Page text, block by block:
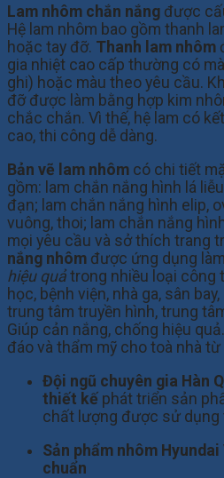
Lam nhôm chắn nắng được
Hệ lam nhôm bao gồm thanh
hoặc tay đỡ. Thanh lam nhôm
gia nhiệt cao cấp thường có
ghi) hoặc màu theo yêu cầu.
đỡ được làm bằng hợp kim
chắc chắn. Vì thế, hệ lam có
cao, thi công dễ dàng.
Bản vẽ lam nhôm có chi tiết
gồm: lam chắn nắng hình lá
đạn; lam chắn nắng hình elip,
vuông, thoi; lam chắn nắng
mọi yêu cầu và sở thích trang
nắng nhôm được ứng dụng làm
hiệu quả trong nhiều loại công
học, bệnh viện, nhà ga, sân
trung tâm truyền hình, trung
Giúp cản nắng, chống hiệu
đáo và thẩm mỹ cho toà nhà từ
Đội ngũ chuyên gia Hàn
thiết kế phát triển sản
chất lượng được sử dụng
Sản phẩm nhôm
chuẩn